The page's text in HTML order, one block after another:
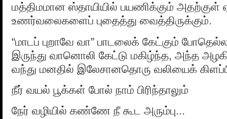
மத்திமமான ஸ்தாயியில் பயணிக்கும் அதற்குள்
உணர்வலைகளைப் புதைத்து வைத்திருக்கும்.
“மாடப் புறாவே வா” பாடலைக் கேட்கும்
இருந்து வானொலி கேட்டு மகிழ்ந்த, அந்த
வந்து மனதில் இலேசானதொரு வலியைக்
நீர் வயல் பூக்கள் போல் நாம் பிரிந்தாலும்
நேர் வழியில் கண்ணே நீ கூட அரும்பு...